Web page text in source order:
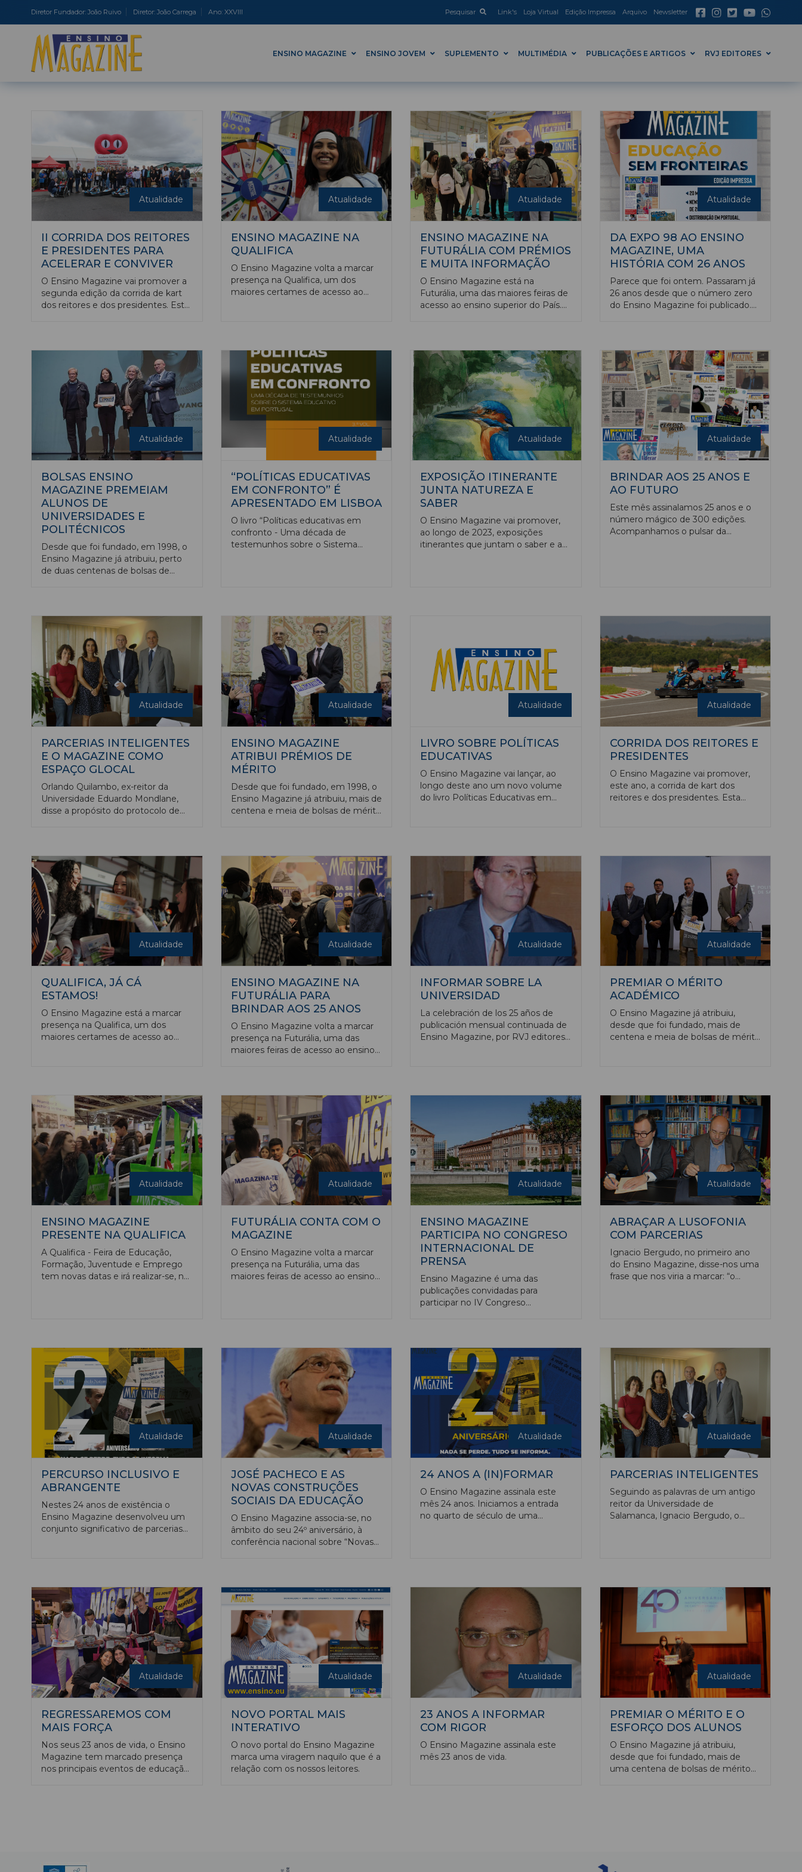
Diretor Fundador: João Ruivo Diretor: João Carrega Ano: XXVIII Pesquisar Link's Loja Virtual Edição Impressa Arquivo Newsletter
ENSINO MAGAZINE ENSINO JOVEM SUPLEMENTO MULTIMÉDIA PUBLICAÇÕES E ARTIGOS RVJ EDITORES
Atualidade
II CORRIDA DOS REITORES
E PRESIDENTES PARA
ACELERAR E CONVIVER
O Ensino Magazine vai promover a
segunda edição da corrida de kart
dos reitores e dos presidentes. Esta
Castelo Branco, um dos mais
recentes do país, inaugurado há
cerca de três anos e que teve como
embaixador o piloto português,
Pedro Lamy.
Atualidade
ENSINO MAGAZINE NA
QUALIFICA
O Ensino Magazine volta a marcar
presença na Qualifica, um dos
maiores certames de acesso ao
diversas atividades, com o sorteio
prémios e vouchers para corridas
num dos mais modernos
kartódromos do país, em Castelo
Branco, através de uma parceria
com a Escuderia Castelo Branco.
Serão também entregues a todos
os visitantes exemplares das
edições de janeiro e fevereiro do
Ensino Magazine, de forma gratuita.
Atualidade
ENSINO MAGAZINE NA
FUTURÁLIA COM PRÉMIOS
E MUITA INFORMAÇÃO
O Ensino Magazine está na
Futurália, uma das maiores feiras de
acesso ao ensino superior do País.
Atualidade
DA EXPO 98 AO ENSINO
MAGAZINE, UMA
HISTÓRIA COM 26 ANOS
Parece que foi ontem. Passaram já
26 anos desde que o número zero
do Ensino Magazine foi publicado.
Portugal, procurámos levar os
mundos das academias às
diferentes instituições e à
sociedade, de uma forma objetiva e
clara. Desde a segunda semana de
fevereiro de 1998 que
acompanhamos o pulsar da
educação em Portugal com o rigor
que o tema exige, procurando ser
sempre um instrumento de
aproximação entre as academias, as
suas comunidades, o país e mundo
da lusofonia.
Atualidade
BOLSAS ENSINO
MAGAZINE PREMEIAM
ALUNOS DE
UNIVERSIDADES E
POLITÉCNICOS
Desde que foi fundado, em 1998, o
Ensino Magazine já atribuiu, perto
de duas centenas de bolsas de
Atualidade
“POLÍTICAS EDUCATIVAS
EM CONFRONTO” É
APRESENTADO EM LISBOA
O livro “Políticas educativas em
confronto - Uma década de
testemunhos sobre o Sistema
A obra, coordenada por João Ruivo
e João Carrega, surge na sequência
dos livros “Políticas e Políticos da
Educação” e “Políticas Educativas
em Portugal”, já esgotados, os
quais reuniram uma seleção de
entrevistas efetuadas a diferentes
atores do sistema educativo e
cultural entre 1997 e o início de
2014, e publicadas no Ensino
Atualidade
EXPOSIÇÃO ITINERANTE
JUNTA NATUREZA E
SABER
O Ensino Magazine vai promover,
ao longo de 2023, exposições
itinerantes que juntam o saber e a
Atualidade
BRINDAR AOS 25 ANOS E
AO FUTURO
Este mês assinalamos 25 anos e o
número mágico de 300 edições.
Acompanhamos o pulsar da
Atualidade
PARCERIAS INTELIGENTES
E O MAGAZINE COMO
ESPAÇO GLOCAL
Orlando Quilambo, ex-reitor da
Universidade Eduardo Mondlane,
disse a propósito do protocolo de
moçambicana (com mais de 30 mil
alunos) que estávamos “perante
uma parceria inteligente”. Esta frase
acrescentou valor a uma outra,
proferida por Ignacio Bergudo, no
primeiro ano do Ensino Magazine,:
“o ensino não tem fronteiras”.
Atualidade
ENSINO MAGAZINE
ATRIBUI PRÉMIOS DE
MÉRITO
Desde que foi fundado, em 1998, o
Ensino Magazine já atribuiu, mais de
centena e meia de bolsas de mérito
Atualidade
LIVRO SOBRE POLÍTICAS
EDUCATIVAS
O Ensino Magazine vai lançar, ao
longo deste ano um novo volume
do livro Políticas Educativas em
significativo de entrevistas que
foram publicadas entre fevereiro de
2014 e fevereiro de 2023.
Atualidade
CORRIDA DOS REITORES E
PRESIDENTES
O Ensino Magazine vai promover,
este ano, a corrida de kart dos
reitores e dos presidentes. Esta
país, inaugurado há cerca de dois
anos e que tem como embaixador
o piloto português, Pedro Lamy.
Atualidade
QUALIFICA, JÁ CÁ
ESTAMOS!
O Ensino Magazine está a marcar
presença na Qualifica, um dos
maiores certames de acesso ao
diversas atividades. Será também
entregue a todos os visitantes
exemplares das edições de janeiro e
fevereiro do Ensino Magazine, de
forma gratuita. E ainda vamos
sortear uma Nintendo Switch.
Atualidade
ENSINO MAGAZINE NA
FUTURÁLIA PARA
BRINDAR AOS 25 ANOS
O Ensino Magazine volta a marcar
presença na Futurália, uma das
maiores feiras de acesso ao ensino
FIL.
Atualidade
INFORMAR SOBRE LA
UNIVERSIDAD
La celebración de los 25 años de
publicación mensual continuada de
Ensino Magazine, por RVJ editores,
responsabilidad de escribir de forma
periódica sobre la universidad,
dando información y generando
opinión entre los lectores sobre
diferentes aspectos de la vida
universitaria y los centros de
educación superior.
Atualidade
PREMIAR O MÉRITO
ACADÉMICO
O Ensino Magazine já atribuiu,
desde que foi fundado, mais de
centena e meia de bolsas de mérito
Atualidade
ENSINO MAGAZINE
PRESENTE NA QUALIFICA
A Qualifica - Feira de Educação,
Formação, Juventude e Emprego
tem novas datas e irá realizar-se, na
março.
Atualidade
FUTURÁLIA CONTA COM O
MAGAZINE
O Ensino Magazine volta a marcar
presença na Futurália, uma das
maiores feiras de acesso ao ensino
Atualidade
ENSINO MAGAZINE
PARTICIPA NO CONGRESO
INTERNACIONAL DE
PRENSA
Ensino Magazine é uma das
publicações convidadas para
participar no IV Congreso
fevereiro naquela cidade espanhola.
Atualidade
ABRAÇAR A LUSOFONIA
COM PARCERIAS
Ignacio Bergudo, no primeiro ano
do Ensino Magazine, disse-nos uma
frase que nos viria a marcar: “o
Atualidade
PERCURSO INCLUSIVO E
ABRANGENTE
Nestes 24 anos de existência o
Ensino Magazine desenvolveu um
conjunto significativo de parcerias
Atualidade
JOSÉ PACHECO E AS
NOVAS CONSTRUÇÕES
SOCIAIS DA EDUCAÇÃO
O Ensino Magazine associa-se, no
âmbito do seu 24º aniversário, à
conferência nacional sobre “Novas
Uma iniciativa, que terá como
preletor José Pacheco, fundador da
Escola da Ponte, e que se realiza no
dia 15 de março, pelas 14 horas, no
Cine Teatro Avenida, em Castelo
Branco.
Atualidade
24 ANOS A (IN)FORMAR
O Ensino Magazine assinala este
mês 24 anos. Iniciamos a entrada
no quarto de século de uma
forma decisiva, para aquilo que é a
história da educação não só em
Portugal e Espanha, mas também
no mundo da lusofonia.
Atualidade
PARCERIAS INTELIGENTES
Seguindo as palavras de um antigo
reitor da Universidade de
Salamanca, Ignacio Bergudo, o
inteligentes.
Atualidade
REGRESSAREMOS COM
MAIS FORÇA
Nos seus 23 anos de vida, o Ensino
Magazine tem marcado presença
nos principais eventos de educação
Atualidade
NOVO PORTAL MAIS
INTERATIVO
O novo portal do Ensino Magazine
marca uma viragem naquilo que é a
relação com os nossos leitores.
Atualidade
23 ANOS A INFORMAR
COM RIGOR
O Ensino Magazine assinala este
mês 23 anos de vida.
Atualidade
PREMIAR O MÉRITO E O
ESFORÇO DOS ALUNOS
O Ensino Magazine já atribuiu,
desde que foi fundado, mais de
uma centena de bolsas de mérito